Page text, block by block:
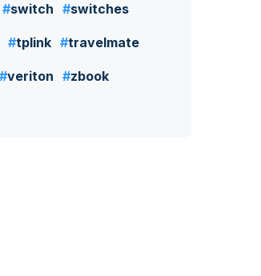
switch switches
tplink travelmate
veriton zbook